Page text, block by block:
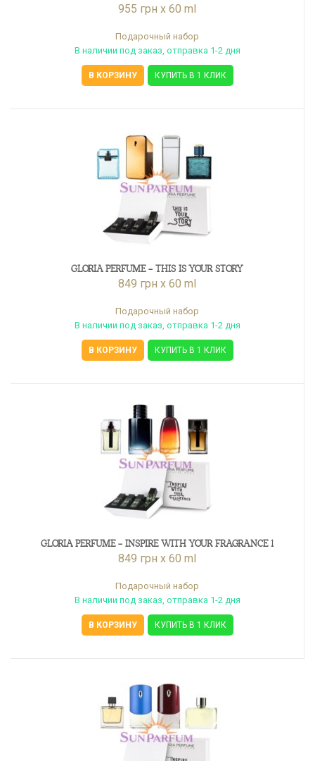
955 грн x 60 ml
Подарочный набор
В наличии под заказ, отправка 1-2 дня
В КОРЗИНУ КУПИТЬ В 1 КЛИК
GLORIA PERFUME - THIS IS YOUR STORY
849 грн x 60 ml
Подарочный набор
В наличии под заказ, отправка 1-2 дня
В КОРЗИНУ КУПИТЬ В 1 КЛИК
GLORIA PERFUME - INSPIRE WITH YOUR FRAGRANCE 1
849 грн x 60 ml
Подарочный набор
В наличии под заказ, отправка 1-2 дня
В КОРЗИНУ КУПИТЬ В 1 КЛИК